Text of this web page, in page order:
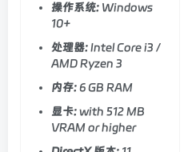
操作系统: Windows
10+
处理器:Intel Core i3 /
AMD Ryzen 3
内存:6 GB RAM
显卡:with 512 MB
VRAM or higher